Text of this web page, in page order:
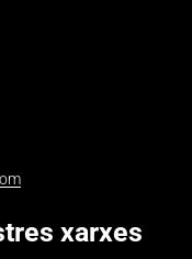
xarxes